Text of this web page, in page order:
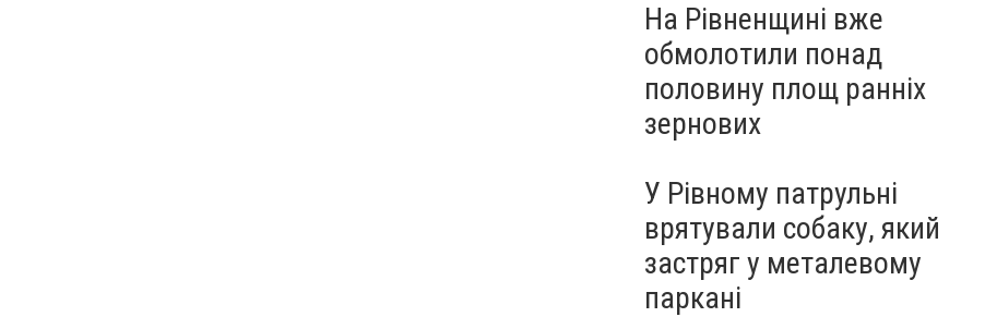
На Рівненщині вже
обмолотили понад
половину площ ранніх
зернових
У Рівному патрульні
врятували собаку, який
застряг у металевому
паркані